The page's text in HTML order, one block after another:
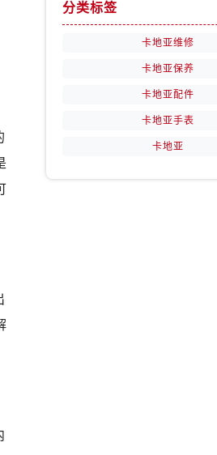
分类标签
卡地亚维修
卡地亚保养
卡地亚配件
卡地亚手表
卡地亚